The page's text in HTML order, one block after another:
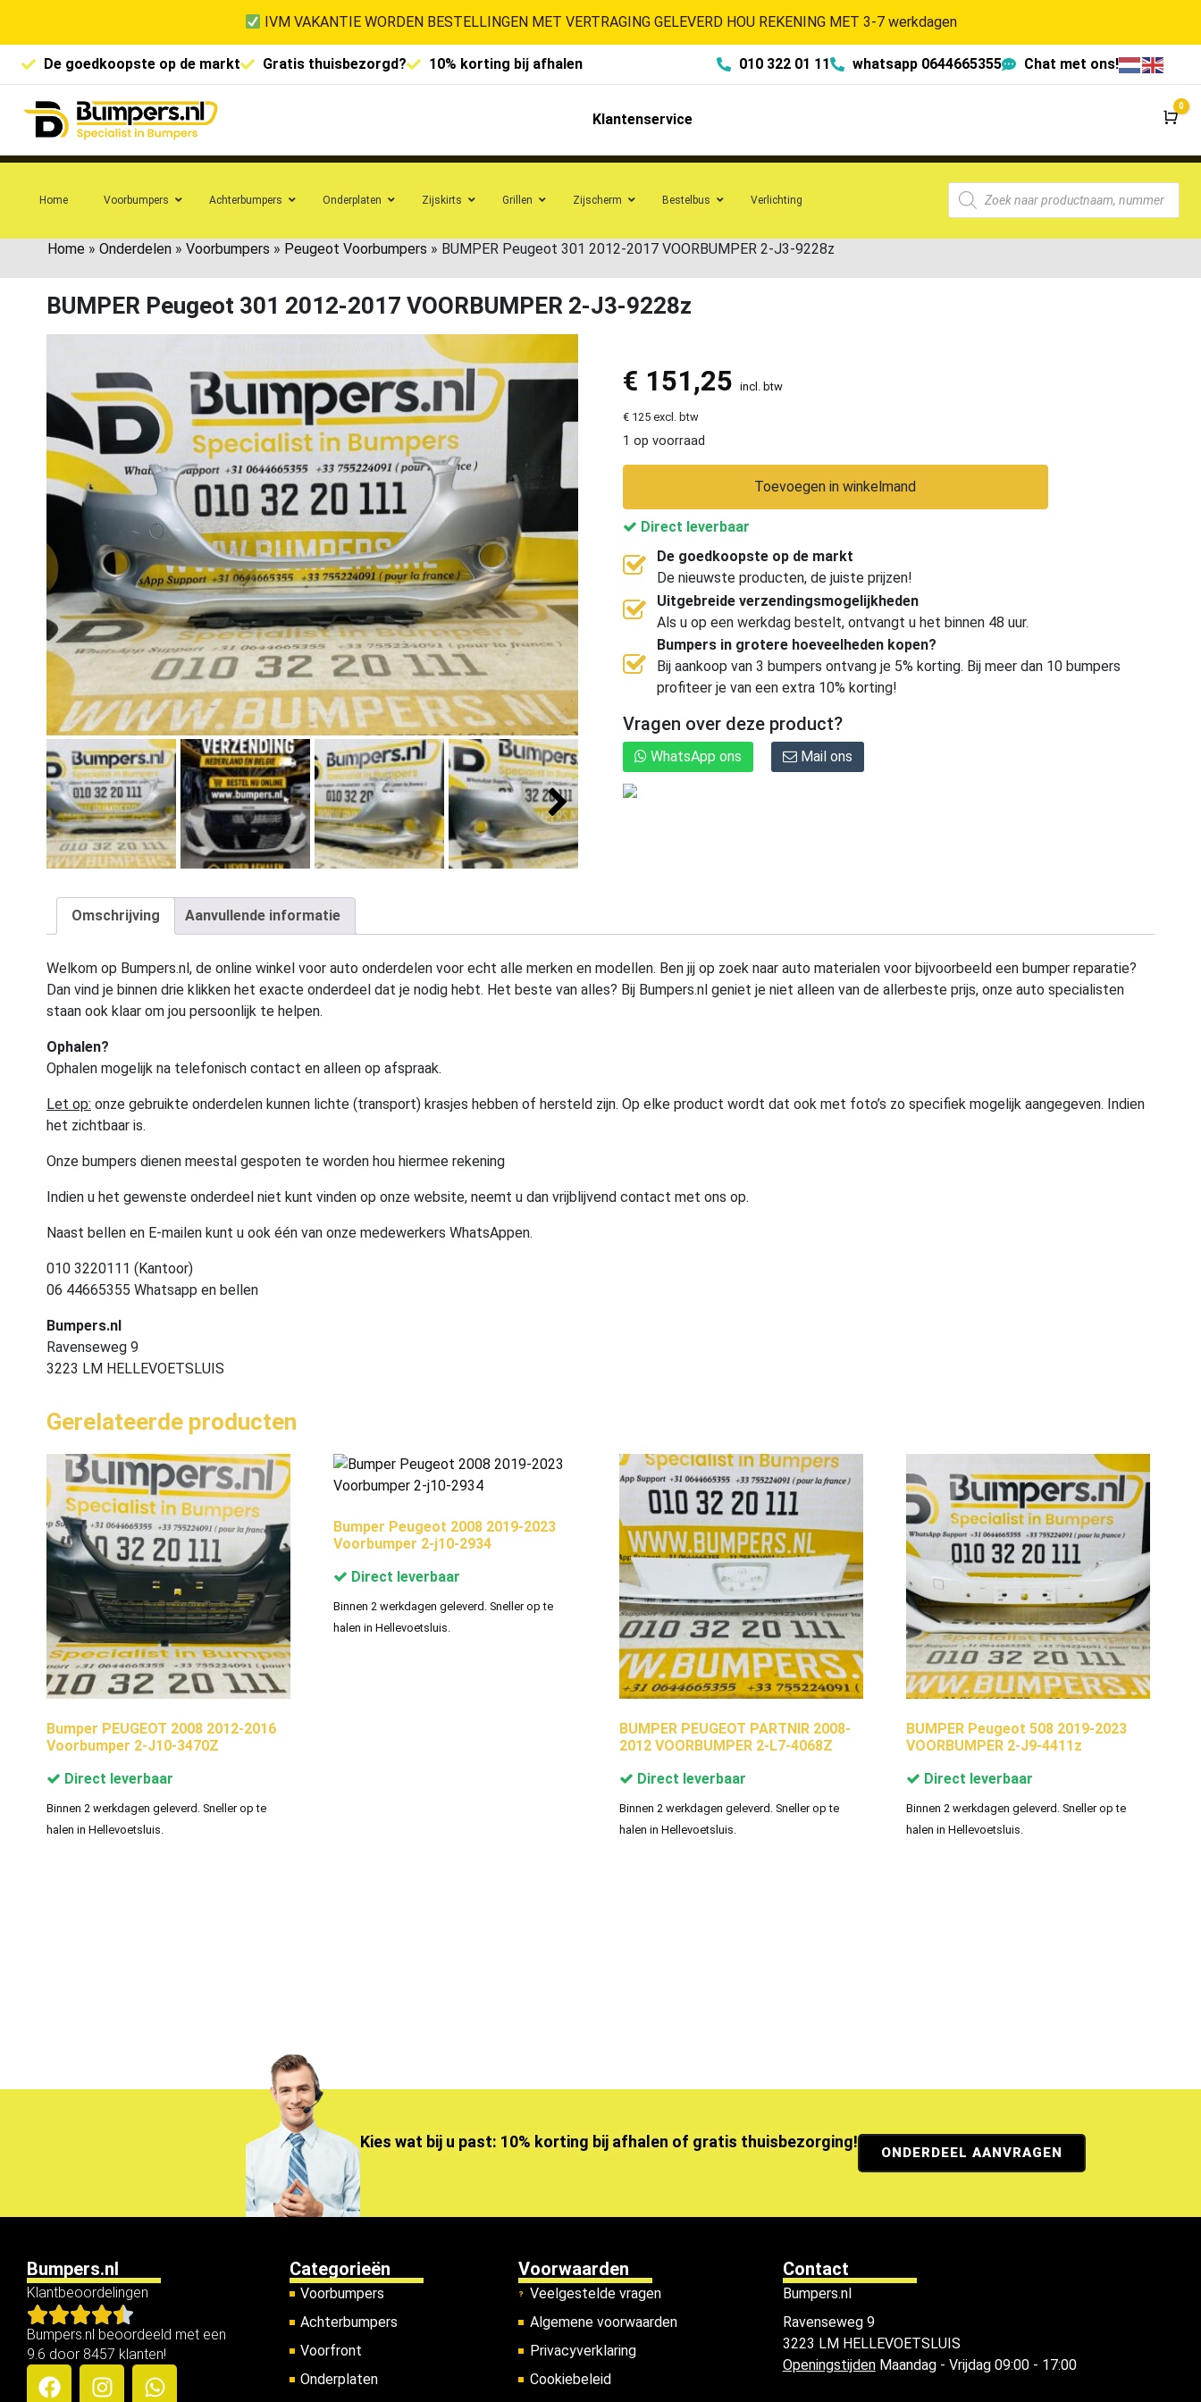
IVM VAKANTIE WORDEN BESTELLINGEN MET VERTRAGING GELEVERD HOU REKENING MET 3-7 werkdagen
De goedkoopste op de markt Gratis thuisbezorgd? 10% korting bij afhalen 010 322 01 11 whatsapp 0644665355 Chat met ons!
Klantenservice
0
Home Voorbumpers Achterbumpers Onderplaten Zijskirts Grillen Zijscherm Bestelbus Verlichting
Home » Onderdelen » Voorbumpers » Peugeot Voorbumpers » BUMPER Peugeot 301 2012-2017 VOORBUMPER 2-J3-9228z
BUMPER Peugeot 301 2012-2017 VOORBUMPER 2-J3-9228z
€ 151,25 incl. btw
€ 125 excl. btw
1 op voorraad
Toevoegen in winkelmand
Direct leverbaar
De goedkoopste op de markt
De nieuwste producten, de juiste prijzen!
Uitgebreide verzendingsmogelijkheden
Als u op een werkdag bestelt, ontvangt u het binnen 48 uur.
Bumpers in grotere hoeveelheden kopen?
Bij aankoop van 3 bumpers ontvang je 5% korting. Bij meer dan 10 bumpers
profiteer je van een extra 10% korting!
Vragen over deze product?
WhatsApp ons Mail ons
Omschrijving Aanvullende informatie
Welkom op Bumpers.nl, de online winkel voor auto onderdelen voor echt alle merken en modellen. Ben jij op zoek naar auto materialen voor bijvoorbeeld een bumper reparatie?
Dan vind je binnen drie klikken het exacte onderdeel dat je nodig hebt. Het beste van alles? Bij Bumpers.nl geniet je niet alleen van de allerbeste prijs, onze auto specialisten
staan ook klaar om jou persoonlijk te helpen.
Ophalen?
Ophalen mogelijk na telefonisch contact en alleen op afspraak.
Let op: onze gebruikte onderdelen kunnen lichte (transport) krasjes hebben of hersteld zijn. Op elke product wordt dat ook met foto’s zo specifiek mogelijk aangegeven. Indien
het zichtbaar is.
Onze bumpers dienen meestal gespoten te worden hou hiermee rekening
Indien u het gewenste onderdeel niet kunt vinden op onze website, neemt u dan vrijblijvend contact met ons op.
Naast bellen en E-mailen kunt u ook één van onze medewerkers WhatsAppen.
010 3220111 (Kantoor)
06 44665355 Whatsapp en bellen
Bumpers.nl
Ravenseweg 9
3223 LM HELLEVOETSLUIS
Gerelateerde producten
Bumper PEUGEOT 2008 2012-2016
Voorbumper 2-J10-3470Z
Direct leverbaar
Binnen 2 werkdagen geleverd. Sneller op te
halen in Hellevoetsluis.
Bumper Peugeot 2008 2019-2023
Voorbumper 2-j10-2934
Direct leverbaar
Binnen 2 werkdagen geleverd. Sneller op te
halen in Hellevoetsluis.
BUMPER PEUGEOT PARTNIR 2008-
2012 VOORBUMPER 2-L7-4068Z
Direct leverbaar
Binnen 2 werkdagen geleverd. Sneller op te
halen in Hellevoetsluis.
BUMPER Peugeot 508 2019-2023
VOORBUMPER 2-J9-4411z
Direct leverbaar
Binnen 2 werkdagen geleverd. Sneller op te
halen in Hellevoetsluis.
Kies wat bij u past: 10% korting bij afhalen of gratis thuisbezorging!
ONDERDEEL AANVRAGEN
Bumpers.nl
Klantbeoordelingen
Bumpers.nl beoordeeld met een
9.6 door 8457 klanten!
Categorieën
Voorbumpers
Achterbumpers
Voorfront
Onderplaten
Voorwaarden
Veelgestelde vragen
Algemene voorwaarden
Privacyverklaring
Cookiebeleid
Contact
Bumpers.nl
Ravenseweg 9
3223 LM HELLEVOETSLUIS
OpeningstijdenMaandag - Vrijdag 09:00 - 17:00